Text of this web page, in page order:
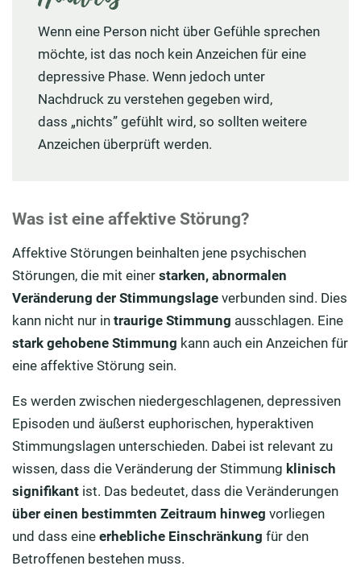
Wenn eine Person nicht über Gefühle sprechen
möchte, ist das noch kein Anzeichen für eine
depressive Phase. Wenn jedoch unter
Nachdruck zu verstehen gegeben wird,
dass „nichts” gefühlt wird, so sollten weitere
Anzeichen überprüft werden.
Was ist eine affektive Störung?
Affektive Störungen beinhalten jene psychischen
Störungen, die mit einer starken, abnormalen
Veränderung der Stimmungslage verbunden sind. Dies
kann nicht nur in traurige Stimmung ausschlagen. Eine
stark gehobene Stimmung kann auch ein Anzeichen für
eine affektive Störung sein.
Es werden zwischen niedergeschlagenen, depressiven
Episoden und äußerst euphorischen, hyperaktiven
Stimmungslagen unterschieden. Dabei ist relevant zu
wissen, dass die Veränderung der Stimmung klinisch
signifikant ist. Das bedeutet, dass die Veränderungen
über einen bestimmten Zeitraum hinweg vorliegen
und dass eine erhebliche Einschränkung für den
Betroffenen bestehen muss.